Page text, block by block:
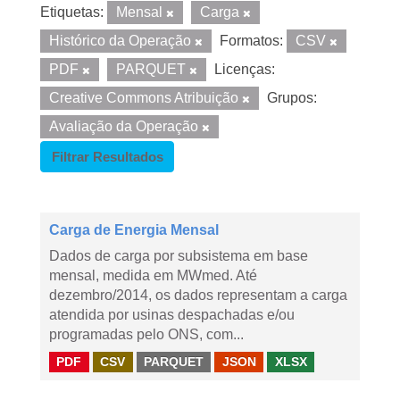
Etiquetas: Mensal
Carga
Histórico da Operação
Formatos:
CSV
PDF
PARQUET
Licenças:
Creative Commons Atribuição
Grupos:
Avaliação da Operação
Filtrar Resultados
Carga de Energia Mensal
Dados de carga por subsistema em base
mensal, medida em MWmed. Até
dezembro/2014, os dados representam a carga
atendida por usinas despachadas e/ou
programadas pelo ONS, com...
PDF CSV PARQUET JSON XLSX